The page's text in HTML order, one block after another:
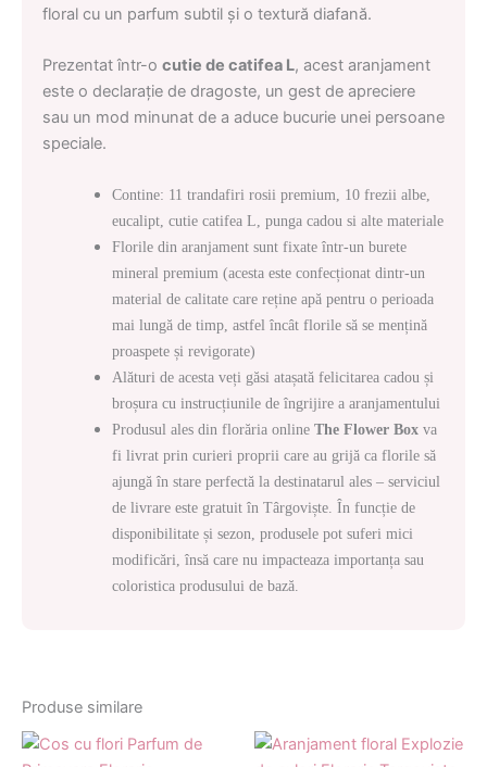
floral cu un parfum subtil și o textură diafană.
Prezentat într-o cutie de catifea L, acest aranjament
este o declarație de dragoste, un gest de apreciere
sau un mod minunat de a aduce bucurie unei persoane
speciale.
Contine: 11 trandafiri rosii premium, 10 frezii albe,
eucalipt, cutie catifea L, punga cadou si alte materiale
Florile din aranjament sunt fixate într-un burete
mineral premium (acesta este confecționat dintr-un
material de calitate care reține apă pentru o perioada
mai lungă de timp, astfel încât florile să se mențină
proaspete și revigorate)
Alături de acesta veți găsi atașată felicitarea cadou și
broșura cu instrucțiunile de îngrijire a aranjamentului
Produsul ales din florăria online The Flower Boxva
fi livrat prin curieri proprii care au grijă ca florile să
ajungă în stare perfectă la destinatarul ales – serviciul
de livrare este gratuit în Târgoviște. În funcție de
disponibilitate și sezon, produsele pot suferi mici
modificări, însă care nu impacteaza importanța sau
coloristica produsului de bază.
Produse similare